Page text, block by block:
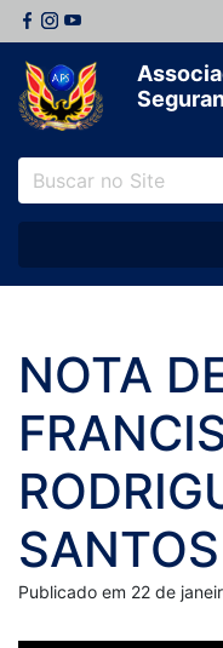
NOTA
SANTOS
Publicado em 22 de